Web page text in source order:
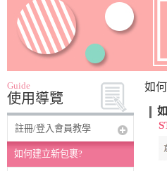
Guide
使用導覽
註冊/登入會員教學
如何建立新包裹?
如